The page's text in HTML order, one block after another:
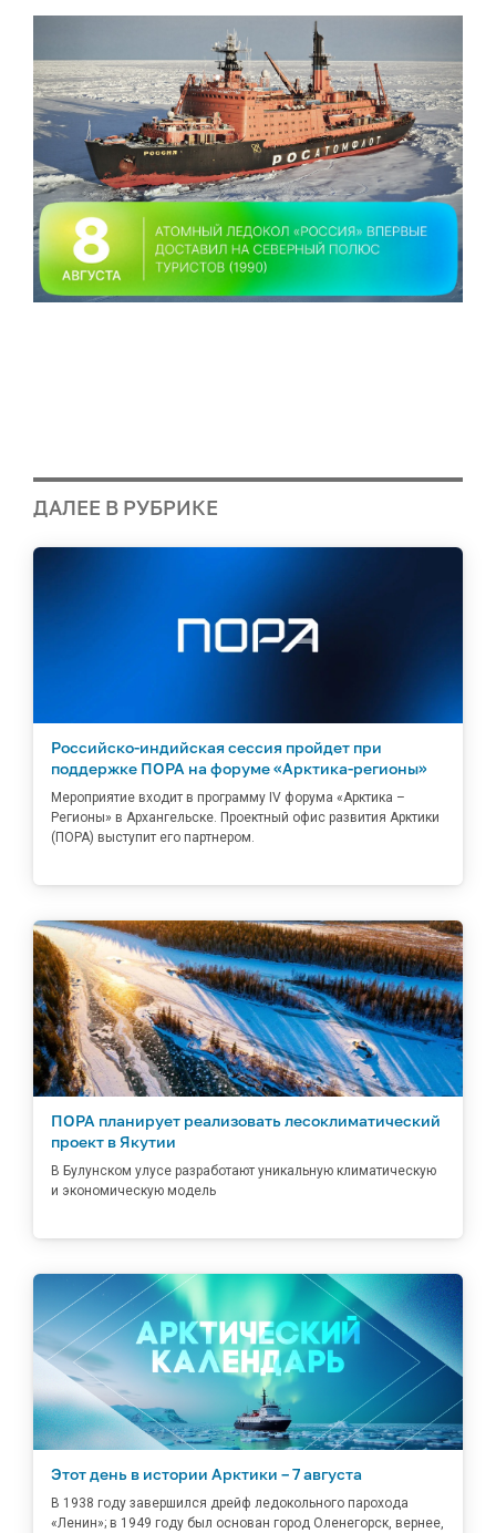
ДАЛЕЕ В РУБРИКЕ
Российско-индийская сессия пройдет при
поддержке ПОРА на форуме «Арктика-регионы»
Мероприятие входит в программу IV форума «Арктика –
Регионы» в Архангельске. Проектный офис развития Арктики
(ПОРА) выступит его партнером.
ПОРА планирует реализовать лесоклиматический
проект в Якутии
В Булунском улусе разработают уникальную климатическую
и экономическую модель
Этот день в истории Арктики – 7 августа
В 1938 году завершился дрейф ледокольного парохода
«Ленин»; в 1949 году был основан город Оленегорск, вернее,